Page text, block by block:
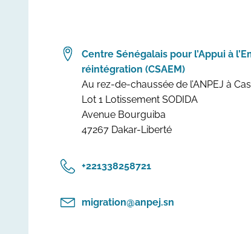
Centre Sénégalais pour l’Appui à
réintégration (CSAEM)
Au rez-de-chaussée de l’ANPEJ à
Lot 1 Lotissement SODIDA
Avenue Bourguiba
47267 Dakar-Liberté
‎+221338258721
migration@anpej.sn